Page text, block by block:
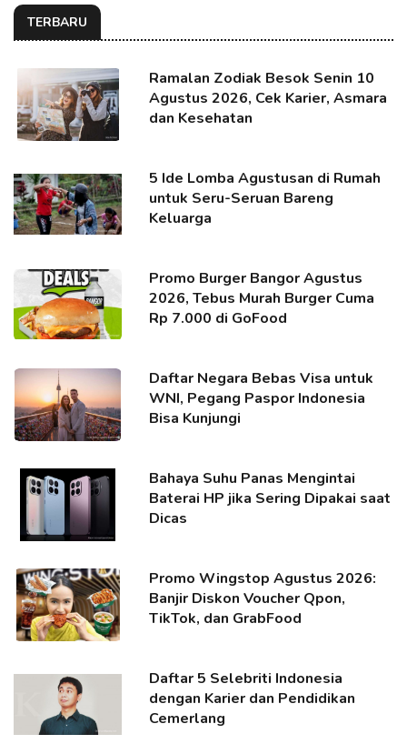
TERBARU
Ramalan Zodiak Besok Senin 10
Agustus 2026, Cek Karier, Asmara
dan Kesehatan
5 Ide Lomba Agustusan di Rumah
untuk Seru-Seruan Bareng
Keluarga
Promo Burger Bangor Agustus
2026, Tebus Murah Burger Cuma
Rp 7.000 di GoFood
Daftar Negara Bebas Visa untuk
WNI, Pegang Paspor Indonesia
Bisa Kunjungi
Bahaya Suhu Panas Mengintai
Baterai HP jika Sering Dipakai saat
Dicas
Promo Wingstop Agustus 2026:
Banjir Diskon Voucher Qpon,
TikTok, dan GrabFood
Daftar 5 Selebriti Indonesia
dengan Karier dan Pendidikan
Cemerlang